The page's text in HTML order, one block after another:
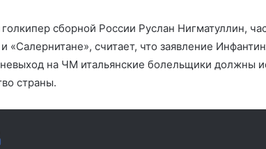
сборной России Руслан Нигматуллин,
«Салернитане», считает, что заявление
невыход на ЧМ итальянские болельщики должны
страны.